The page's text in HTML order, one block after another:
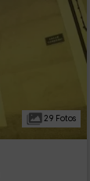
29 Fotos